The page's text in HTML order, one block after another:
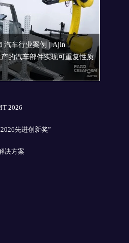
汽车行业案例 | Ajin
的汽车部件实现可重复性质
2026
先进创新奖”
决方案